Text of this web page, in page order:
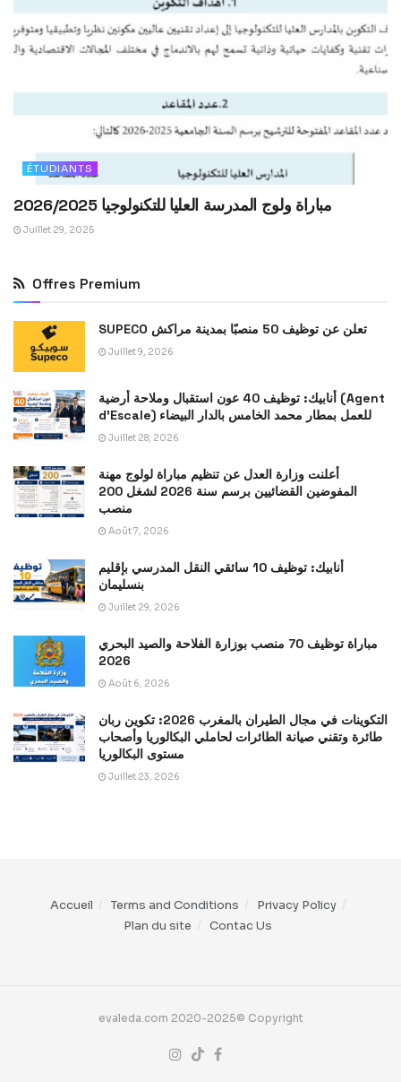
ÉTUDIANTS
2026/2025 مباراة ولوج المدرسة العليا للتكنولوجيا
Juillet 29, 2025
Offres Premium
SUPECO تعلن عن توظيف 50 منصبًا بمدينة مراكش
Juillet 9, 2026
أنابيك: توظيف 40 عون استقبال وملاحة أرضية (Agent
d’Escale) للعمل بمطار محمد الخامس بالدار البيضاء
Juillet 28, 2026
أعلنت وزارة العدل عن تنظيم مباراة لولوج مهنة
المفوضين القضائيين برسم سنة 2026 لشغل 200
منصب
Août 7, 2026
أنابيك: توظيف 10 سائقي النقل المدرسي بإقليم
بنسليمان
Juillet 29, 2026
مباراة توظيف 70 منصب بوزارة الفلاحة والصيد البحري
2026
Août 6, 2026
التكوينات في مجال الطيران بالمغرب 2026: تكوين ربان
طائرة وتقني صيانة الطائرات لحاملي البكالوريا وأصحاب
مستوى البكالوريا
Juillet 23, 2026
Accueil Terms and Conditions
Privacy Policy
Plan du site
Contac Us
evaleda.com 2020-2025© Copyright